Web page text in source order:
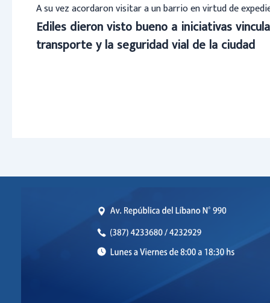
A su vez acordaron visitar a un barrio en virtud de
Ediles dieron visto bueno a iniciativas
transporte y la seguridad vial de la ciudad